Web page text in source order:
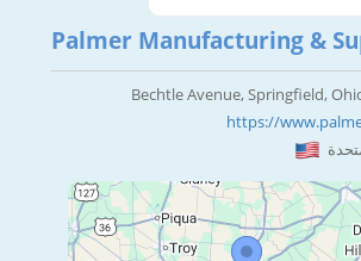
Palmer Manufacturing &
https://